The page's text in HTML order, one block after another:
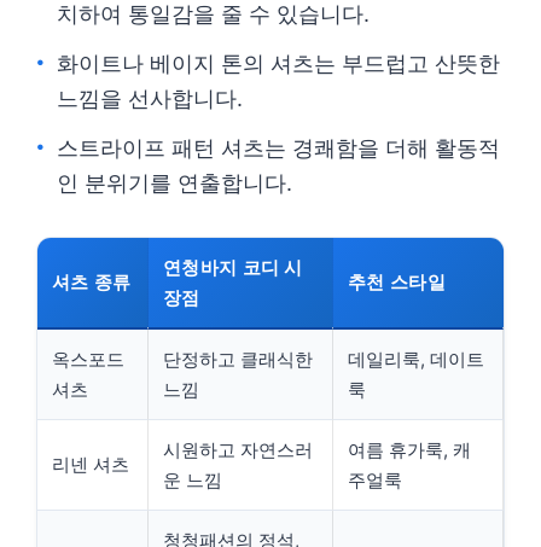
치하여 통일감을 줄 수 있습니다.
화이트나 베이지 톤의 셔츠는 부드럽고 산뜻한
느낌을 선사합니다.
스트라이프 패턴 셔츠는 경쾌함을 더해 활동적
인 분위기를 연출합니다.
셔츠 종류
연청바지 코디 시
장점
추천 스타일
옥스포드
셔츠
단정하고 클래식한
느낌
데일리룩, 데이트
룩
리넨 셔츠
시원하고 자연스러
운 느낌
여름 휴가룩, 캐
주얼룩
청청패션의 정석,